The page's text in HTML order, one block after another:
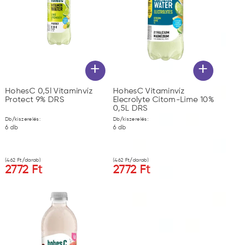
+
HohesC 0,5l Vitaminvíz
Protect 9% DRS
Db/kiszerelés:
6 db
(462 Ft/darab)
2772 Ft
+
HohesC Vitaminvíz
Elecrolyte Citom-Lime 10%
0,5L DRS
Db/kiszerelés:
6 db
(462 Ft/darab)
2772 Ft